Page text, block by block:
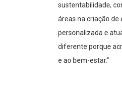
sustentabilidade,
áreas na criação
personalizada e
diferente porque
e ao bem-estar.”